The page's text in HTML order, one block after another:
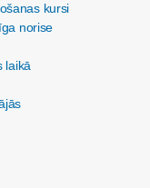
kursi
norise
laikā